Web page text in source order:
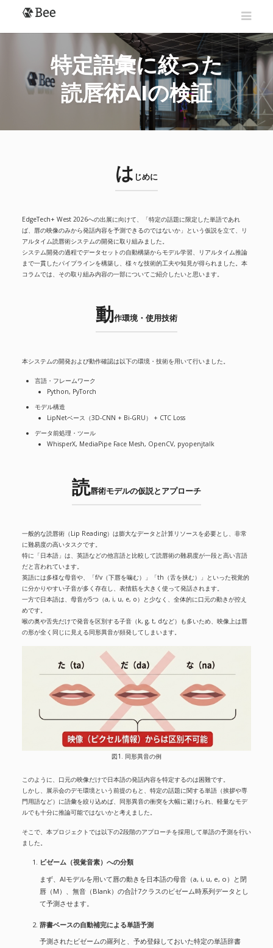
特定語彙に絞った
読唇術AIの検証
は じめに
EdgeTech+ West 2026への出展に向けて、「特定の話題に限定した単語であれ
ば、唇の映像のみから発話内容を予測できるのではないか」という仮説を立て、リ
アルタイム読唇術システムの開発に取り組みました。
システム開発の過程でデータセットの自動構築からモデル学習、リアルタイム推論
まで一貫したパイプラインを構築し、様々な技術的工夫や知見が得られました。本
コラムでは、その取り組み内容の一部についてご紹介したいと思います。
動作環境・使用技術
本システムの開発および動作確認は以下の環境・技術を用いて行いました。
言語・フレームワーク
Python, PyTorch
モデル構造
LipNetベース（3D-CNN + Bi-GRU） + CTC Loss
データ前処理・ツール
WhisperX, MediaPipe Face Mesh, OpenCV, pyopenjtalk
読唇術モデルの仮説とアプローチ
一般的な読唇術（Lip Reading）は膨大なデータと計算リソースを必要とし、非常
に難易度の高いタスクです。
特に「日本語」は、英語などの他言語と比較して読唇術の難易度が一段と高い言語
だと言われています。
英語には多様な母音や、「f/v（下唇を噛む）」「th（舌を挟む）」といった視覚的
に分かりやすい子音が多く存在し、表情筋を大きく使って発話されます。
一方で日本語は、母音が5つ（a, i, u, e, o）と少なく、全体的に口元の動きが控え
めです。
喉の奥や舌先だけで発音を区別する子音（k, g, t, dなど）も多いため、映像上は唇
の形が全く同じに見える同形異音が頻発してしまいます。
図1. 同形異音の例
このように、口元の映像だけで日本語の発話内容を特定するのは困難です。
しかし、展示会のデモ環境という前提のもと、特定の話題に関する単語（挨拶や専
門用語など）に語彙を絞り込めば、同形異音の衝突を大幅に避けられ、軽量なモデ
ルでも十分に推論可能ではないかと考えました。
そこで、本プロジェクトでは以下の2段階のアプローチを採用して単語の予測を行い
ました。
ビゼーム（視覚音素）への分類
まず、AIモデルを用いて唇の動きを日本語の母音（a, i, u, e, o）と閉
唇（M）、無音（Blank）の合計7クラスのビゼーム時系列データとし
て予測させます。
辞書ベースの自動補完による単語予測
予測されたビゼームの羅列と、予め登録しておいた特定の単語辞書